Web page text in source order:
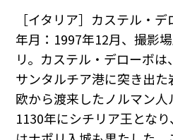
［イタリア］カステル・
年月：1997年12月、撮影
リ。カステル・デローボ
サンタルチア港に突き出
欧から渡来したノルマン人
1130年にシチリア王とな